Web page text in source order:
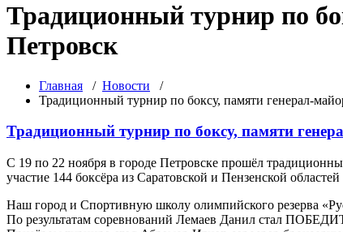
Традиционный турнир по
Петровск
Главная / Новости /
Традиционный турнир по боксу, памяти генерал-
Традиционный турнир по боксу, памяти
С 19 по 22 ноября в городе Петровске прошёл
участие 144 боксёра из Саратовской и Пензенской областей
Наш город и Спортивную школу олимпийского резерва
По результатам соревнований Лемаев Данил стал